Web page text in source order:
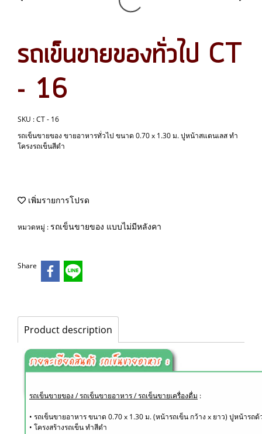
รถเข็นขายของทั่วไป CT
- 16
SKU : CT - 16
รถเข็นขายของ ขายอาหารทั่วไป ขนาด 0.70 x 1.30 ม. ปูหน้าสแตนเลส ทำ
โครงรถเข็นสีดำ
เพิ่มรายการโปรด
หมวดหมู่ :รถเข็นขายของ แบบไม่มีหลังคา
Share
Product description
รถเข็นขายของ / รถเข็นขายอาหาร / รถเข็นขายเครื่องดื่ม :
• รถเข็นขายอาหาร ขนาด 0.70 x 1.30 ม. (หน้ารถเข็น กว้าง x ยาว) ปูหน้ารถ
• โครงสร้างรถเข็น ทำสีดำ